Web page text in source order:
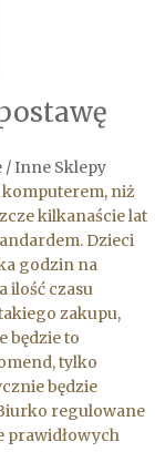
/ Inne Sklepy
komputerem, niż
kilkanaście lat
Dzieci
godzin na
ilość czasu
zakupu,
będzie to
tylko
będzie
regulowane
prawidłowych